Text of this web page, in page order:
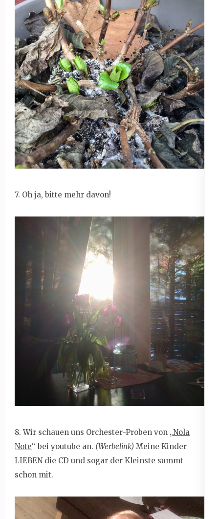
7. Oh ja, bitte mehr davon!
8. Wir schauen uns Orchester-Proben von „Nola
Note“ bei youtube an. (Werbelink) Meine Kinder
LIEBEN die CD und sogar der Kleinste summt
schon mit.